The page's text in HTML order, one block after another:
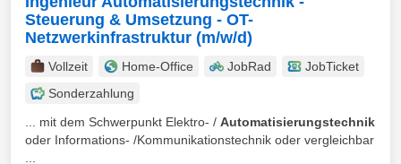
Steuerung & Umsetzung - OT-
Netzwerkinfrastruktur (m/w/d)
Vollzeit Home-Office JobRad
JobTicket
Sonderzahlung
... mit dem Schwerpunkt Elektro- / Automatisierungstechnik
oder Informations- /Kommunikationstechnik oder vergleichbar